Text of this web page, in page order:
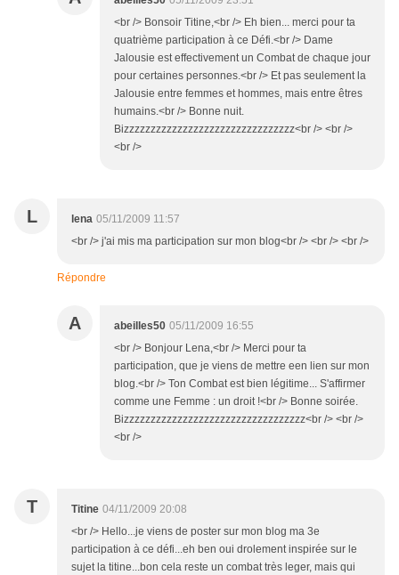
<br /> Bonsoir Titine,<br /> Eh bien... merci pour ta
quatrième participation à ce Défi.<br /> Dame
Jalousie est effectivement un Combat de chaque jour
pour certaines personnes.<br /> Et pas seulement la
Jalousie entre femmes et hommes, mais entre êtres
humains.<br /> Bonne nuit.
Bizzzzzzzzzzzzzzzzzzzzzzzzzzzzzzzz<br /> <br />
<br />
L lena 05/11/2009 11:57
<br /> j'ai mis ma participation sur mon blog<br /> <br /> <br />
Répondre
A abeilles50 05/11/2009 16:55
<br /> Bonjour Lena,<br /> Merci pour ta
participation, que je viens de mettre een lien sur mon
blog.<br /> Ton Combat est bien légitime... S'affirmer
comme une Femme : un droit !<br /> Bonne soirée.
Bizzzzzzzzzzzzzzzzzzzzzzzzzzzzzzzzzz<br /> <br />
<br />
T Titine 04/11/2009 20:08
<br /> Hello...je viens de poster sur mon blog ma 3e
participation à ce défi...eh ben oui drolement inspirée sur le
sujet la titine...bon cela reste un combat très leger, mais qui